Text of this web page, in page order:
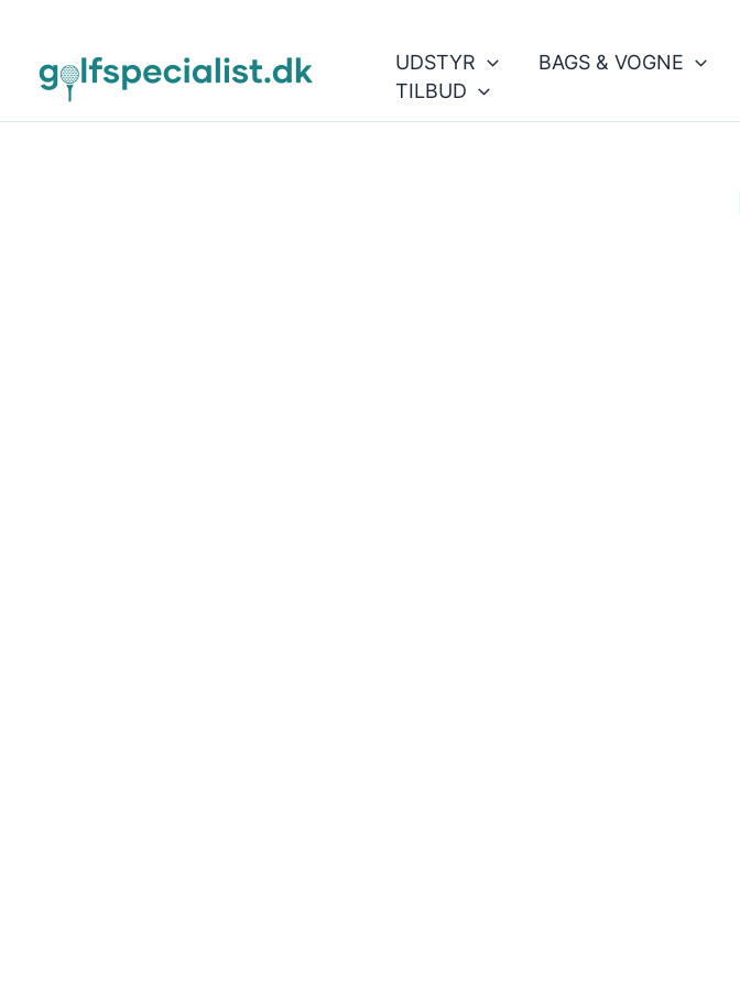
indholdet
UDSTYR BAGS & VOGNE
TILBUD